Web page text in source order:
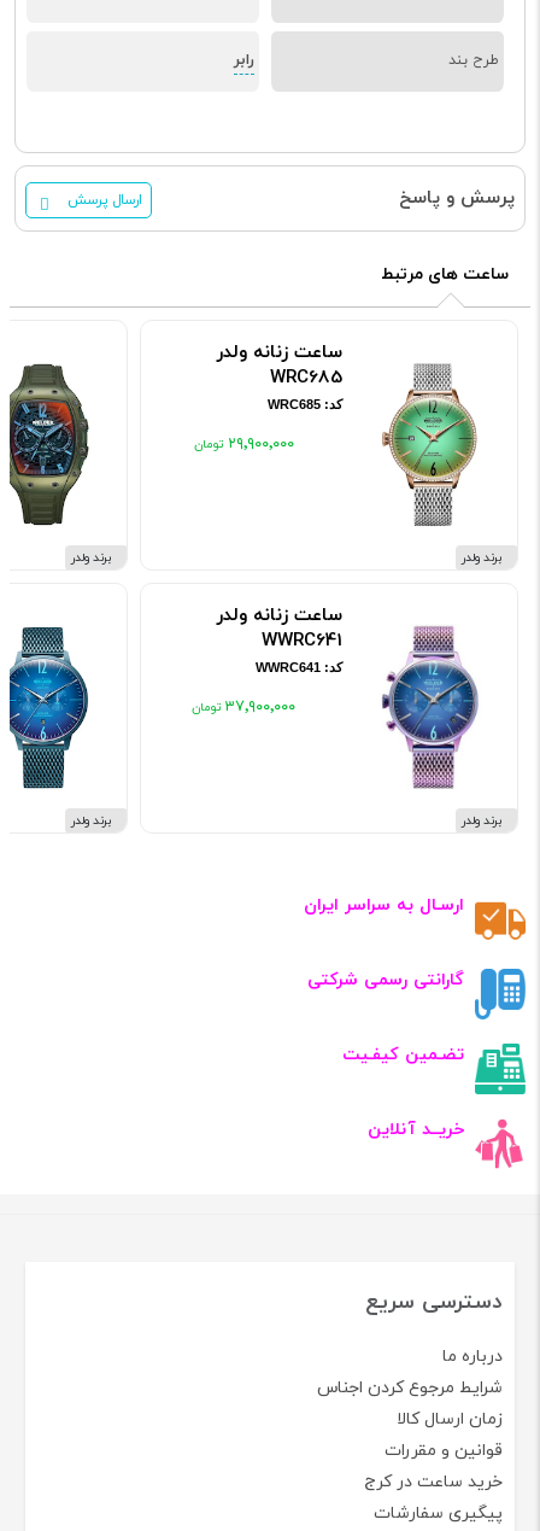
طرح بند رابر
پرسش و پاسخ ارسال پرسش
ساعت های مرتبط
برند ولدر
ساعت زنانه ولدر
WRC685
کد: WRC685
۲۹٬۹۰۰٬۰۰۰
برند ولدر
ساعت زنانه ولدر
WWRC641
کد: WWRC641
۳۷٬۹۰۰٬۰۰۰
برند ولدر
برند ولدر
ارسـال به سراسر ایران
گارانتی رسمی شرکتی
تضـمین کیفـیت
خریــد آنلاین
دسترسی سریع
درباره ما
شرایط مرجوع کردن اجناس
زمان ارسال کالا
قوانین و مقررات
خرید ساعت در کرج
پیگیری سفارشات